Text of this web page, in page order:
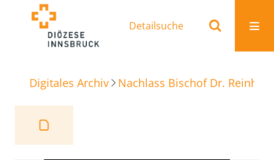
Detailsuche
Digitales Archiv Nachlass Bischof Dr.